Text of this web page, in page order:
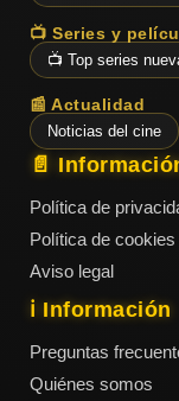
📺 Series y
📺 Top series
📰 Actualidad
Noticias del cine
📄
Política de
Política de cookies
Aviso legal
ℹ️ Información
Preguntas
Quiénes somos